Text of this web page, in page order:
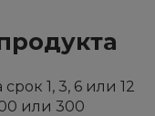
1, 3, 6 или 12
или 300